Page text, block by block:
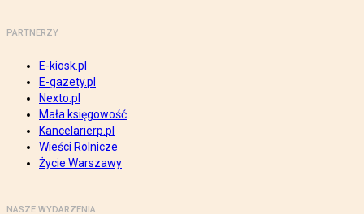
PARTNERZY
E-kiosk.pl
E-gazety.pl
Nexto.pl
Mała księgowość
Kancelarierp.pl
Wieści Rolnicze
Życie Warszawy
NASZE WYDARZENIA